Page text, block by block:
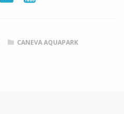
CANEVA AQUAPARK